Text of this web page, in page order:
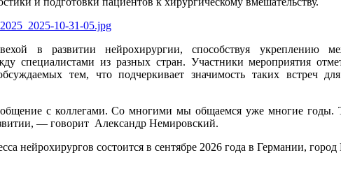
в развитии нейрохирургии, способствуя укреплению
специалистами из разных стран. Участники мероприятия
тем, что подчеркивает значимость таких встреч
с коллегами. Со многими мы общаемся уже многие годы.
— говорит Александр Немировский.
нейрохирургов состоится в сентябре 2026 года в Германии, город